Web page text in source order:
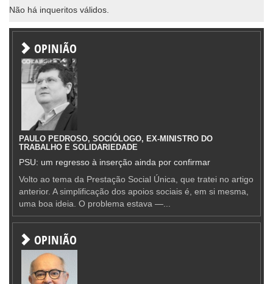
Não há inqueritos válidos.
OPINIÃO
PAULO PEDROSO, SOCIÓLOGO, EX-MINISTRO DO
TRABALHO E SOLIDARIEDADE
PSU: um regresso à inserção ainda por confirmar
Volto ao tema da Prestação Social Única, que tratei no artigo
anterior. A simplificação dos apoios sociais é, em si mesma,
uma boa ideia. O problema estava —...
OPINIÃO